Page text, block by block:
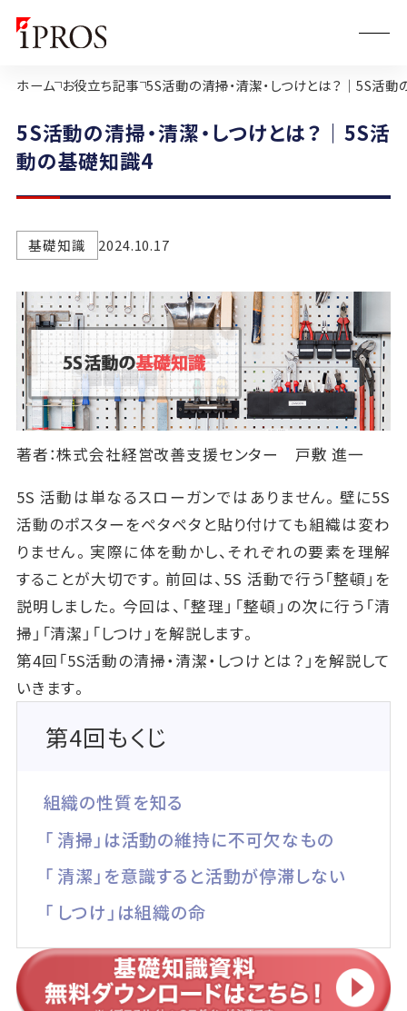
ホーム お役立ち記事 5S活動の清掃・清潔・しつけとは？｜5S活
5S活動の清掃・清潔・しつけとは？｜5S活
動の基礎知識4
基礎知識 2024.10.17
著者：株式会社経営改善支援センター 戸敷 進一
5S 活動は単なるスローガンではありません。壁に5S
活動のポスターをペタペタと貼り付けても組織は変わ
りません。実際に体を動かし、それぞれの要素を理解
することが大切です。前回は、5S 活動で行う「整頓」を
説明しました。今回は、「整理」「整頓」の次に行う「清
掃」「清潔」「しつけ」を解説します。
第4回「5S活動の清掃・清潔・しつけとは？」を解説して
いきます。
第4回もくじ
組織の性質を知る
「 清掃」は活動の維持に不可欠なもの
「 清潔」を意識すると活動が停滞しない
「 しつけ」は組織の命